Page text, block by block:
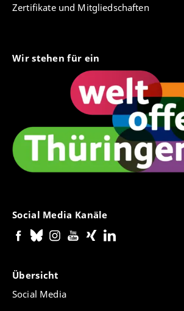
Zertifikate und Mitgliedschaften
Wir stehen für ein
Social Media Kanäle
Übersicht
Social Media